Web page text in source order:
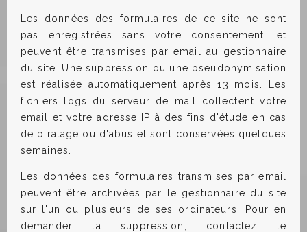
Les données des formulaires de ce site ne sont
pas enregistrées sans votre consentement, et
peuvent être transmises par email au gestionnaire
du site. Une suppression ou une pseudonymisation
est réalisée automatiquement après 13 mois. Les
fichiers logs du serveur de mail collectent votre
email et votre adresse IP à des fins d'étude en cas
de piratage ou d'abus et sont conservées quelques
semaines.
Les données des formulaires transmises par email
peuvent être archivées par le gestionnaire du site
sur l'un ou plusieurs de ses ordinateurs. Pour en
demander la suppression, contactez le